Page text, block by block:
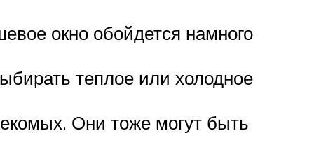
окно обойдется намного
теплое или холодное
Они тоже могут быть